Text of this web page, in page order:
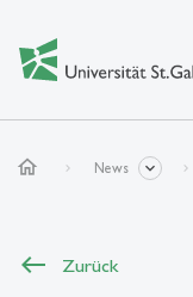
home News
Zurück